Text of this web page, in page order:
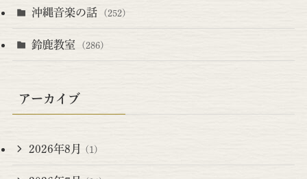
沖縄音楽の話 (252)
鈴鹿教室 (286)
アーカイブ
2026年8月 (1)